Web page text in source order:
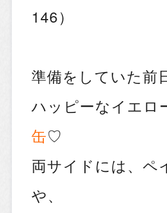
146）
準備をしていた前
ハッピーなイエロ
缶♡
両サイドには、ペ
や、